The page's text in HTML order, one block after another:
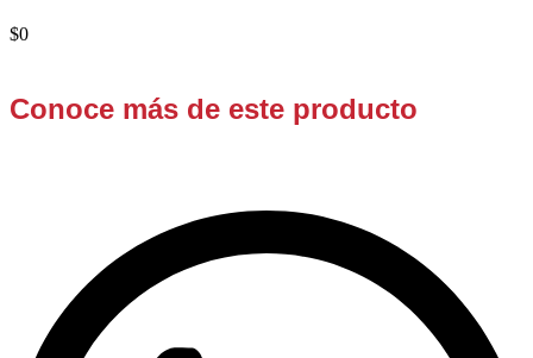
$0
Conoce más de este producto